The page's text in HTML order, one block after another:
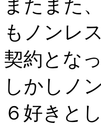
またまた
もノンレ
契約とな
しかしノ
６好きと